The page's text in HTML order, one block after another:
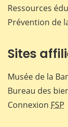
Ressources
Prévention de
Sites
Musée de la
Bureau des
Connexion FSP